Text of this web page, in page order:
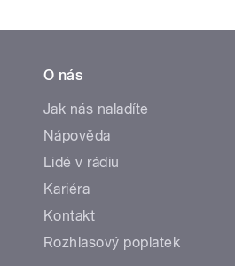
O nás
Jak nás naladíte
Nápověda
Lidé v rádiu
Kariéra
Kontakt
Rozhlasový poplatek